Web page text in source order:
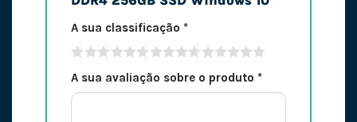
A sua classificação *
A sua avaliação sobre o produto *